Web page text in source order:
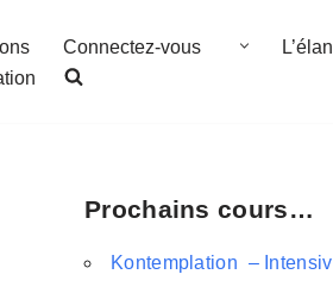
Connectez-vous
Prochains cours…
Kontemplation –